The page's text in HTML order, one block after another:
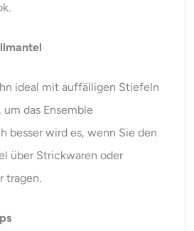
ideal mit auffälligen Stiefeln
das Ensemble
besser wird es, wenn Sie den
über Strickwaren oder
tragen.